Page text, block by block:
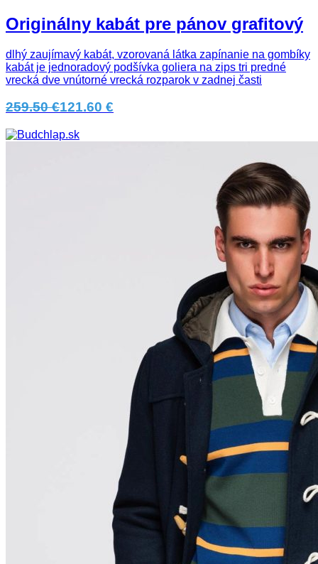
Originálny kabát pre pánov grafitový
dlhý zaujímavý kabát, vzorovaná látka zapínanie na gombíky
kabát je jednoradový podšívka goliera na zips tri predné
vrecká dve vnútorné vrecká rozparok v zadnej časti
259.50 €121.60 €